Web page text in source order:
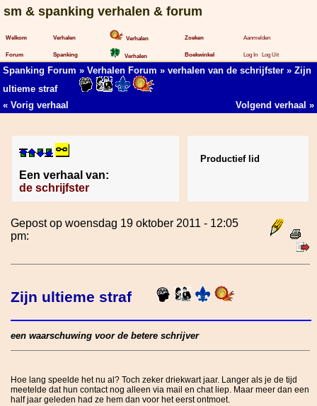
sm & spanking verhalen & forum
Welkom
Forum
Verhalen
Spanking
Verhalen
Verhalen
Zoeken
Boekwinkel
Aanmelden
Log In Log Uit
Spanking Forum » Verhalen Forum » verhalen van de schrijfster » Zijn
ultieme straf
« Vorig verhaal Volgend verhaal »
Een verhaal van:
de schrijfster
Productief lid
Gepost op woensdag 19 oktober 2011 - 12:05
pm:
Zijn ultieme straf
een waarschuwing voor de betere schrijver
Hoe lang speelde het nu al? Toch zeker driekwart jaar. Langer als je de tijd
meetelde dat hun contact nog alleen via mail en chat liep. Maar meer dan een
half jaar geleden had ze hem dan voor het eerst ontmoet.